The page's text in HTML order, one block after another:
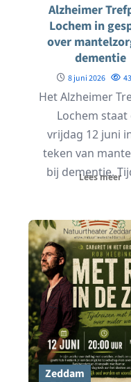
Alzheimer
Lochem in
over
dementie
8 juni 2026
Het Alzheimer
Lochem staat
vrijdag 12 juni
teken van
bij dementie.
Lees meer
Zeddam